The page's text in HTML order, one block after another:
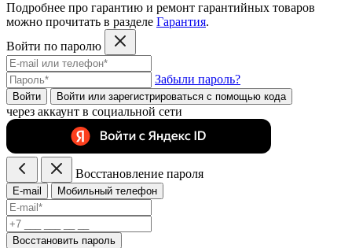
Подробнее про гарантию и ремонт гарантийных товаров
можно прочитать в разделе Гарантия.
Войти по паролю
Забыли пароль?
Войти Войти или зарегистрироватьcя с помощью кода
через аккаунт в социальной сети
Восстановление пароля
E-mail Мобильный телефон
Восстановить пароль